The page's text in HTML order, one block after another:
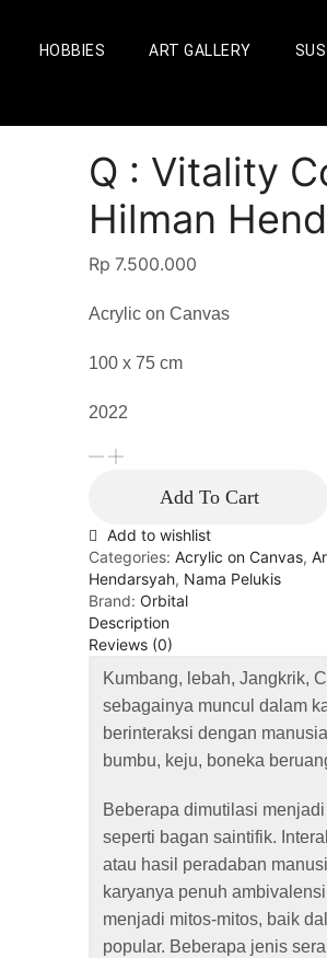
HOBBIES ART GALLERY
Q : Vitality
Hilman
Rp 7.500.000
Acrylic on Canvas
100 x 75 cm
2022
Add To Cart
Add to wishlist
Categories:Acrylic on Canvas,
Hendarsyah, Nama Pelukis
Brand:Orbital
Description
Reviews (0)
Kumbang, lebah, Jangkrik,
sebagainya muncul dalam
berinteraksi dengan
bumbu, keju, boneka
Beberapa dimutilasi
seperti bagan saintifik.
atau hasil peradaban
karyanya penuh
menjadi mitos-mitos, baik
popular. Beberapa jenis